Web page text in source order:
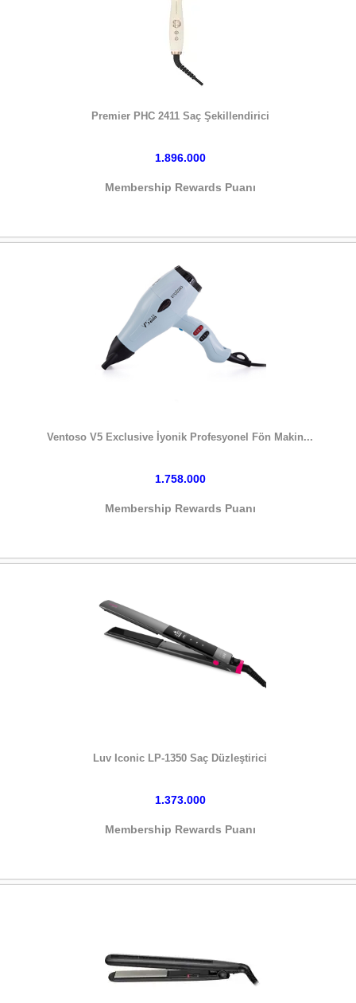
Premier PHC 2411 Saç Şekillendirici
1.896.000
Membership Rewards Puanı
Ventoso V5 Exclusive İyonik Profesyonel Fön Makin...
1.758.000
Membership Rewards Puanı
Luv Iconic LP-1350 Saç Düzleştirici
1.373.000
Membership Rewards Puanı